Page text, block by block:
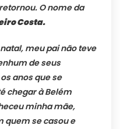
O nome da
Costa.
meu pai não teve
de seus
anos que se
chegar à Belém
minha mãe,
quem se casou e